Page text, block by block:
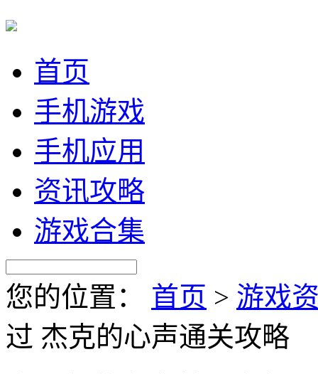
首页
手机游戏
手机应用
资讯攻略
游戏合集
您的位置： 首页 > 游戏
过 杰克的心声通关攻略